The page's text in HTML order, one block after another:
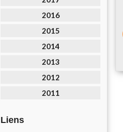
2016
2015
2014
2013
2012
2011
Liens